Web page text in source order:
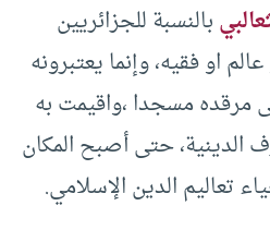
بالنسبة للجزائريين
او فقيه، وإنما يعتبرونه
مرقده مسجدا ،واقيمت به
الدينية، حتى أصبح المكان
تعاليم الدين الإسلامي.